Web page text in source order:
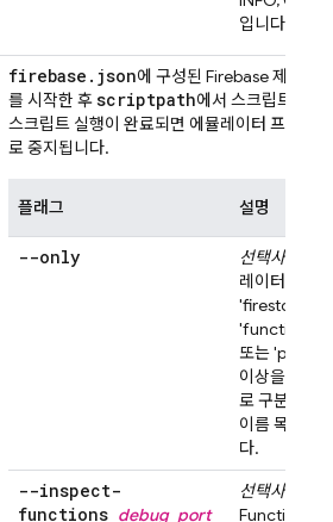
입니다.
firebase . json에 구성된 Firebase 제품의
를 시작한 후scriptpath에서 스크립트를 실
스크립트 실행이 완료되면 에뮬레이터 프로세
로 중지됩니다.
플래그 설명
--only 선택사항.
레이터를 제
'firestore',
'functions',
또는
이상을 지정
로 구분된 에
이름 목록을
다.
--inspect-
functions debug_port
선택사항.
Functions